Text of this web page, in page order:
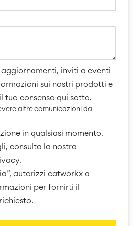
aggiornamenti, inviti a eventi
sui nostri prodotti e
tuo consenso qui sotto.
altre comunicazioni da
in qualsiasi momento.
consulta la nostra
autorizzi catworkx a
per fornirti il